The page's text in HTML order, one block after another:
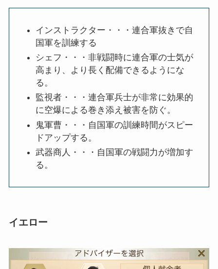
インストラクター・・・連合軍抜きで自
国軍を訓練する
シェフ・・・非戦闘時に連合軍の士気が
高まり、より長く配備できるようにな
る。
監視者・・・連合軍兵士が非常に効果的
に空爆による巻き添え被害を防ぐ。
鬼軍曹・・・自国軍の訓練時間がスピー
ドアップする。
武器商人・・・自国軍の戦闘力が増加す
る。
イエロー